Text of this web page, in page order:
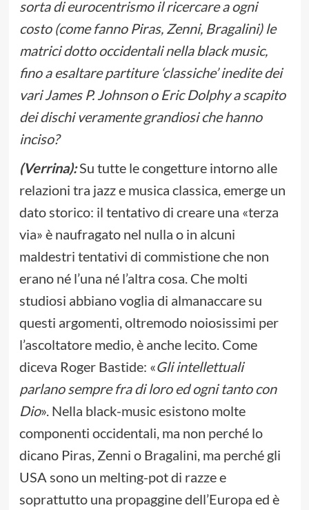
sorta di eurocentrismo il ricercare a ogni
costo (come fanno Piras, Zenni, Bragalini) le
matrici dotto occidentali nella black music,
fino a esaltare partiture ‘classiche’ inedite dei
vari James P. Johnson o Eric Dolphy a scapito
dei dischi veramente grandiosi che hanno
inciso?
(Verrina):Su tutte le congetture intorno alle
relazioni tra jazz e musica classica, emerge un
dato storico: il tentativo di creare una «terza
via» è naufragato nel nulla o in alcuni
maldestri tentativi di commistione che non
erano né l’una né l’altra cosa. Che molti
studiosi abbiano voglia di almanaccare su
questi argomenti, oltremodo noiosissimi per
l’ascoltatore medio, è anche lecito. Come
diceva Roger Bastide: «Gli intellettuali
parlano sempre fra di loro ed ogni tanto con
Dio». Nella black-music esistono molte
componenti occidentali, ma non perché lo
dicano Piras, Zenni o Bragalini, ma perché gli
USA sono un melting-pot di razze e
soprattutto una propaggine dell’Europa ed è